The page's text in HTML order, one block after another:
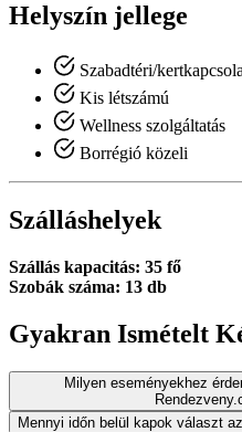
Helyszín jellege
Szabadtéri/
Kis létszámú
Wellness szolgáltatás
Borrégió közeli
Szálláshelyek
Szállás kapacitás: 35 fő
Szobák száma: 13 db
Gyakran Ismételt
Milyen eseményekhez
Mennyi időn belül kapok választ